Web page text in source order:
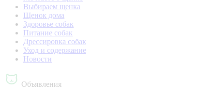
Выбираем щенка
Щенок дома
Здоровье собак
Питание собак
Дрессировка собак
Уход и содержание
Новости
Объявления